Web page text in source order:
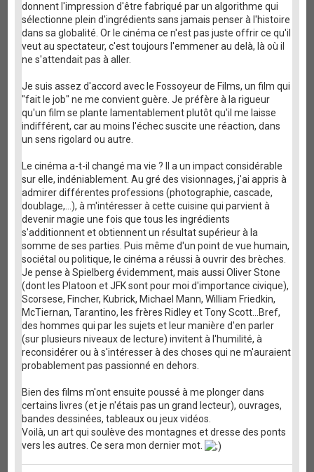
donnent l'impression d'être fabriqué par un algorithme qui
sélectionne plein d'ingrédients sans jamais penser à l'histoire
dans sa globalité. Or le cinéma ce n'est pas juste offrir ce qu'il
veut au spectateur, c'est toujours l'emmener au delà, là où il
ne s'attendait pas à aller.
Je suis assez d'accord avec le Fossoyeur de Films, un film qui
"fait le job" ne me convient guère. Je préfère à la rigueur
qu'un film se plante lamentablement plutôt qu'il me laisse
indifférent, car au moins l'échec suscite une réaction, dans
un sens rigolard ou autre.
Le cinéma a-t-il changé ma vie ? Il a un impact considérable
sur elle, indéniablement. Au gré des visionnages, j'ai appris à
admirer différentes professions (photographie, cascade,
doublage,...), à m'intéresser à cette cuisine qui parvient à
devenir magie une fois que tous les ingrédients
s'additionnent et obtiennent un résultat supérieur à la
somme de ses parties. Puis même d'un point de vue humain,
sociétal ou politique, le cinéma a réussi à ouvrir des brèches.
Je pense à Spielberg évidemment, mais aussi Oliver Stone
(dont les Platoon et JFK sont pour moi d'importance civique),
Scorsese, Fincher, Kubrick, Michael Mann, William Friedkin,
McTiernan, Tarantino, les frères Ridley et Tony Scott...Bref,
des hommes qui par les sujets et leur manière d'en parler
(sur plusieurs niveaux de lecture) invitent à l'humilité, à
reconsidérer ou à s'intéresser à des choses qui ne m'auraient
probablement pas passionné en dehors.
Bien des films m'ont ensuite poussé à me plonger dans
certains livres (et je n'étais pas un grand lecteur), ouvrages,
bandes dessinées, tableaux ou jeux vidéos.
Voilà, un art qui soulève des montagnes et dresse des ponts
vers les autres. Ce sera mon dernier mot.